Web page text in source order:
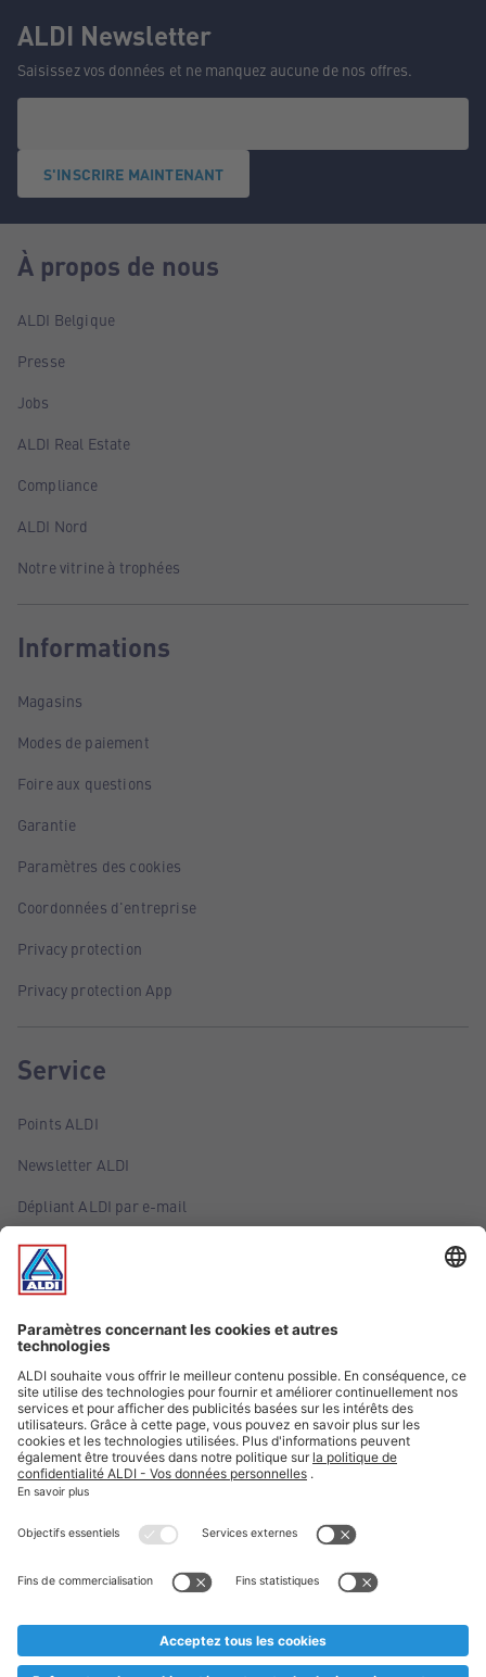
ALDI Newsletter
Saisissez vos données et ne manquez aucune de nos offres.
S'INSCRIRE MAINTENANT
À propos de nous
ALDI Belgique
Presse
Jobs
ALDI Real Estate
Compliance
ALDI Nord
Notre vitrine à trophées
Informations
Magasins
Modes de paiement
Foire aux questions
Garantie
Paramètres des cookies
Coordonnées d'entreprise
Privacy protection
Privacy protection App
Service
Points ALDI
Newsletter ALDI
Dépliant ALDI par e-mail
Offres
Infos essentielles
Suivez ALDI Belgique
Textes marqués d'un astérisque et mentions légales
* Nous vendons ces articles temporairement et jusqu'à
au cas où, malgré le planning bien étudié, nous serions
prématurément en rupture de stock. Prix Recupel et TVA incl.
** Sur ce site, l’utilisation de la forme masculine a été adoptée